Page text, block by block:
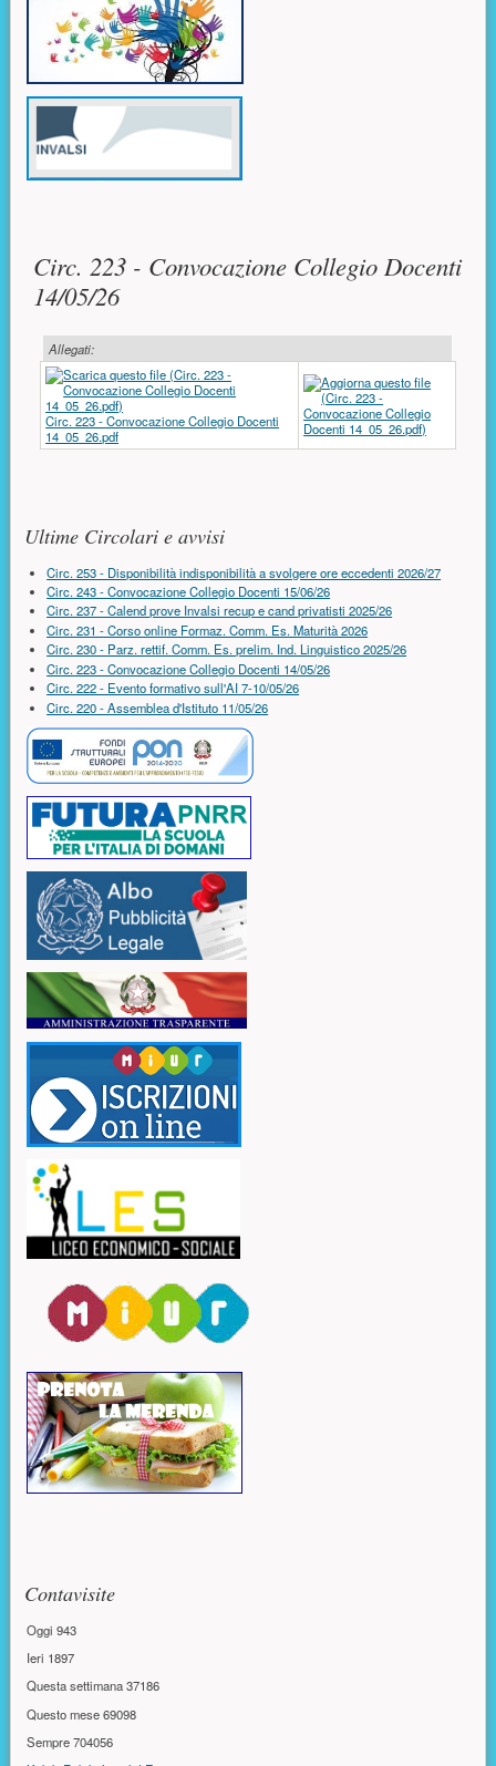
Circ. 223 - Convocazione Collegio Docenti
14/05/26
Allegati:
Circ. 223 - Convocazione Collegio Docenti
14_05_26.pdf
Ultime Circolari e avvisi
Circ. 253 - Disponibilità indisponibilità a svolgere ore eccedenti 2026/27
Circ. 243 - Convocazione Collegio Docenti 15/06/26
Circ. 237 - Calend prove Invalsi recup e cand privatisti 2025/26
Circ. 231 - Corso online Formaz. Comm. Es. Maturità 2026
Circ. 230 - Parz. rettif. Comm. Es. prelim. Ind. Linguistico 2025/26
Circ. 223 - Convocazione Collegio Docenti 14/05/26
Circ. 222 - Evento formativo sull'AI 7-10/05/26
Circ. 220 - Assemblea d'Istituto 11/05/26
Contavisite
Oggi943
Ieri 1897
Questa settimana37186
Questo mese69098
Sempre704056